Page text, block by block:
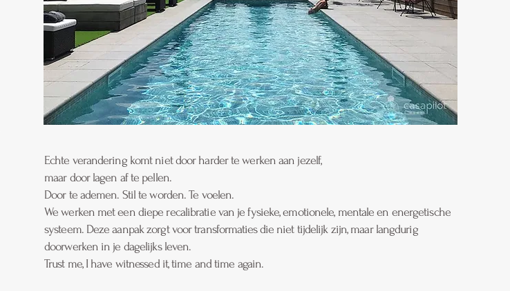
Echte verandering komt niet door harder te werken aan jezelf,
maar door lagen af te pellen.
Door te ademen. Stil te worden. Te voelen.
We werken met een diepe recalibratie van je fysieke, emotionele, mentale en energetische
systeem. Deze aanpak zorgt voor transformaties die niet tijdelijk zijn, maar langdurig
doorwerken in je dagelijks leven.
Trust me, I have witnessed it, time and time again.